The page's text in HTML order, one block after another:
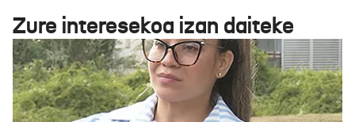
Zure interesekoa izan daiteke